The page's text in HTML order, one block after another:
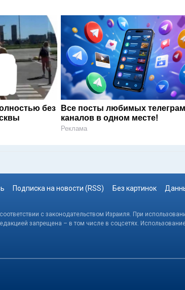
без
Все посты любимых
каналов в одном месте!
Реклама
Подписка на новости (RSS) Без картинок
с законодательством Израиля. При
запрещена – в том числе в соцсетях.